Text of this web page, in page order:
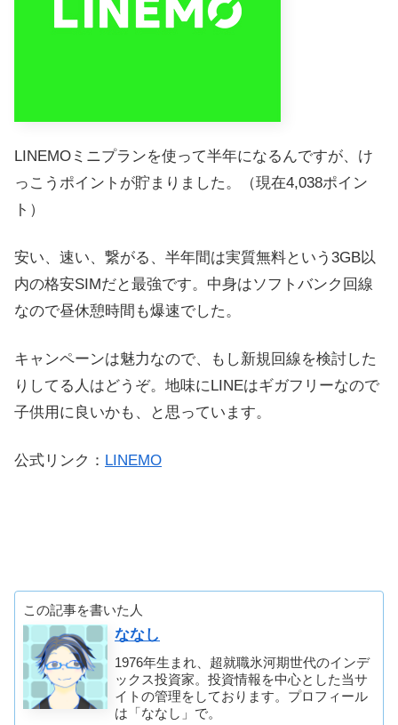
LINEMOミニプランを使って半年になるんですが、け
っこうポイントが貯まりました。（現在4,038ポイン
ト）
安い、速い、繋がる、半年間は実質無料という3GB以
内の格安SIMだと最強です。中身はソフトバンク回線
なので昼休憩時間も爆速でした。
キャンペーンは魅力なので、もし新規回線を検討した
りしてる人はどうぞ。地味にLINEはギガフリーなので
子供用に良いかも、と思っています。
公式リンク： LINEMO
この記事を書いた人
ななし
1976年生まれ、超就職氷河期世代のインデ
ックス投資家。投資情報を中心とした当サ
イトの管理をしております。プロフィール
は「ななし」で。